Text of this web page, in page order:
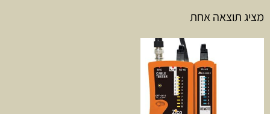
מציג תוצאה אחת